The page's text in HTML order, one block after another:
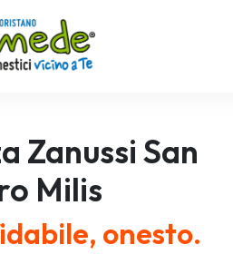
Zanussi San
Milis
onesto.